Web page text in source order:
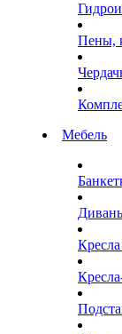
Пены,
Мебель
Кресла